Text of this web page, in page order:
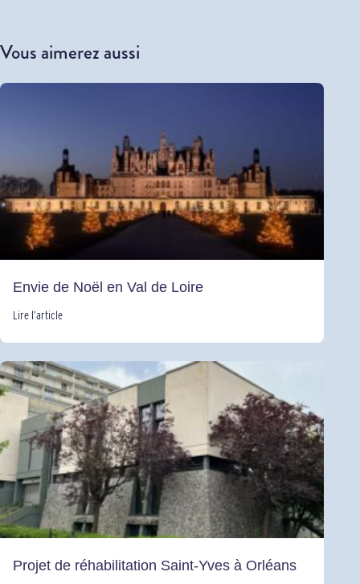
Vous aimerez aussi
Envie de Noël en Val de Loire
Lire l’article
Projet de réhabilitation Saint-Yves à Orléans